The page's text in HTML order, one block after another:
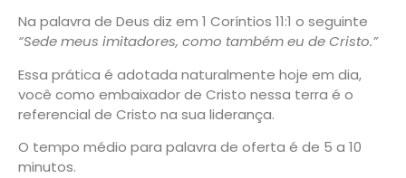
Na palavra de Deus diz em 1 Coríntios 11:1 o seguinte
“Sede meus imitadores, como também eu de Cristo.”
Essa prática é adotada naturalmente hoje em dia,
você como embaixador de Cristo nessa terra é o
referencial de Cristo na sua liderança.
O tempo médio para palavra de oferta é de 5 a 10
minutos.